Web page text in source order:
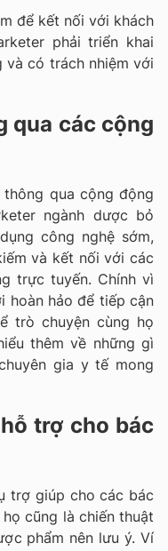
để kết nối với khách
phải triển khai
có trách nhiệm với
qua các cộng
qua cộng động
ngành dược bỏ
công nghệ sớm,
và kết nối với các
trực tuyến. Chính vì
hoàn hảo để tiếp cận
trò chuyện cùng họ
thêm về những gì
gia y tế mong
trợ cho bác
trợ giúp cho các bác
cũng là chiến thuật
phẩm nên lưu ý. Ví